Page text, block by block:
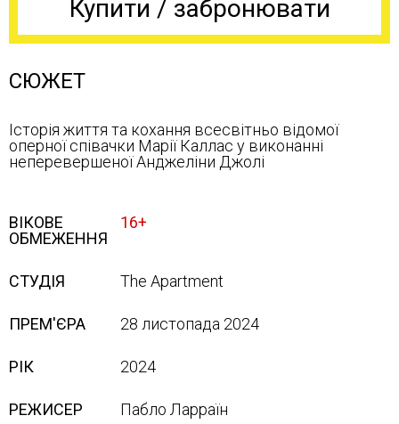
Купити / забронювати
СЮЖЕТ
Історія життя та кохання всесвітньо відомої
оперної співачки Марії Каллас у виконанні
неперевершеної Анджеліни Джолі
ВІКОВЕ
ОБМЕЖЕННЯ
16+
СТУДІЯ The Apartment
ПРЕМ'ЄРА 28 листопада 2024
РІК 2024
РЕЖИСЕР Пабло Ларраїн